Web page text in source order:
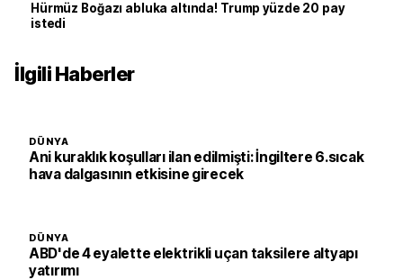
Hürmüz Boğazı abluka altında! Trump yüzde 20 pay
istedi
İlgili Haberler
DÜNYA
Ani kuraklık koşulları ilan edilmişti: İngiltere 6.sıcak
hava dalgasının etkisine girecek
DÜNYA
ABD'de 4 eyalette elektrikli uçan taksilere altyapı
yatırımı